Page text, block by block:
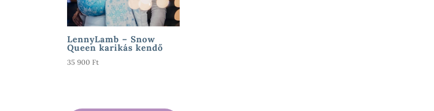
LennyLamb – Snow
Queen karikás kendő
35 900 Ft